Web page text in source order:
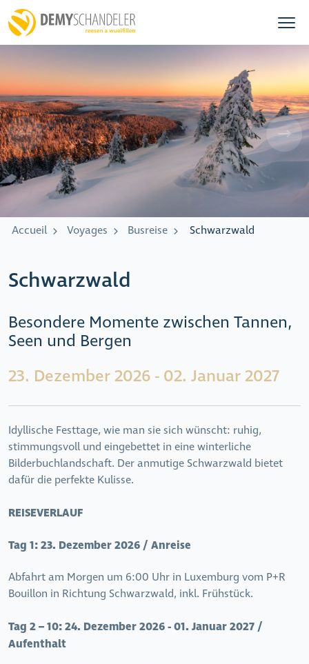
Accueil Voyages Busreise Schwarzwald
Schwarzwald
Besondere Momente zwischen Tannen,
Seen und Bergen
23. Dezember 2026 - 02. Januar 2027
Idyllische Festtage, wie man sie sich wünscht: ruhig,
stimmungsvoll und eingebettet in eine winterliche
Bilderbuchlandschaft. Der anmutige Schwarzwald bietet
dafür die perfekte Kulisse.
REISEVERLAUF
Tag 1:23. Dezember 2026 / Anreise
Abfahrt am Morgen um 6:00 Uhr in Luxemburg vom P+R
Bouillon in Richtung Schwarzwald, inkl. Frühstück.
Tag 2 – 10:24. Dezember 2026 - 01. Januar 2027 /
Aufenthalt